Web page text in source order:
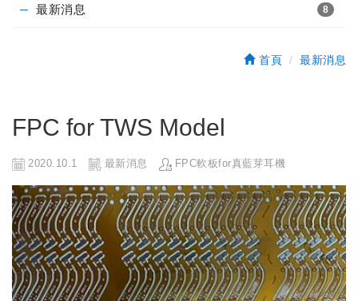
最新消息 8
首頁 最新消息
FPC for TWS Model
2020.10.1 最新消息 FPC軟板for真藍芽耳機